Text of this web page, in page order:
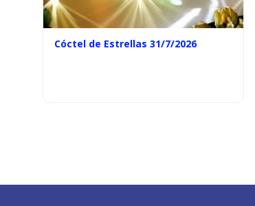
Cóctel de Estrellas 31/7/2026